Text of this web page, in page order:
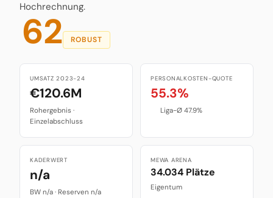
Hochrechnung.
62 ROBUST
UMSATZ 2023-24
€120.6M
Rohergebnis ·
Einzelabschluss
PERSONALKOSTEN-QUOTE
55.3%
Liga-Ø 47.9%
KADERWERT
n/a
BW n/a · Reserven n/a
MEWA ARENA
34.034 Plätze
Eigentum